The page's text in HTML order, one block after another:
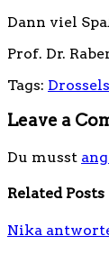
Dann viel
Prof. Dr.
Tags:
Leave a
Du musst
Related Posts
Nika